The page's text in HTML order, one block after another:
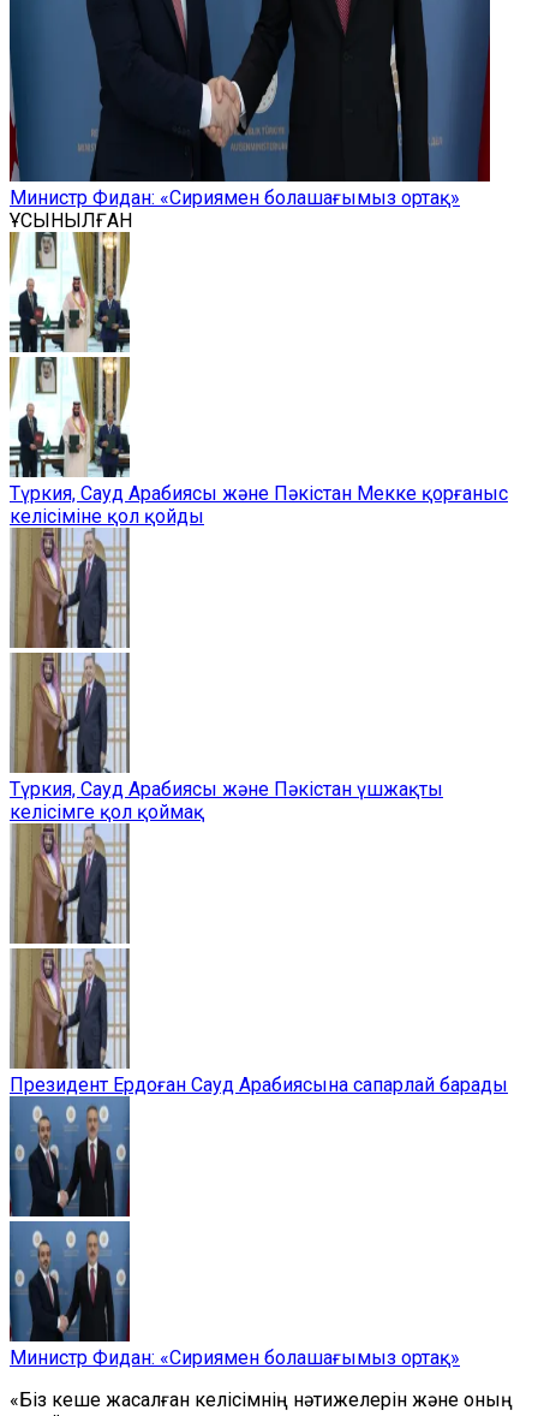
Министр Фидан: «Сириямен болашағымыз ортақ»
ҰСЫНЫЛҒАН
Түркия, Сауд Арабиясы және Пәкістан Мекке қорғаныс
келісіміне қол қойды
Түркия, Сауд Арабиясы және Пәкістан үшжақты
келісімге қол қоймақ
Президент Ердоған Сауд Арабиясына сапарлай барады
Министр Фидан: «Сириямен болашағымыз ортақ»
«Біз кеше жасалған келісімнің нәтижелерін және оның